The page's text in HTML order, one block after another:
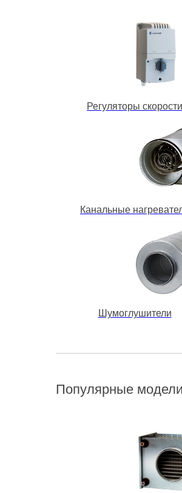
Регуляторы скорости
Канальные
Шумоглушители
Популярные модели